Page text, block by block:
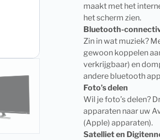
maakt met het
het scherm zien.
Bluetooth-
Zin in wat muziek?
gewoon koppelen
verkrijgbaar) en
andere bluetooth
Foto’s delen
Wil je foto’s delen?
apparaten naar uw
(Apple) apparaten).
Satelliet en